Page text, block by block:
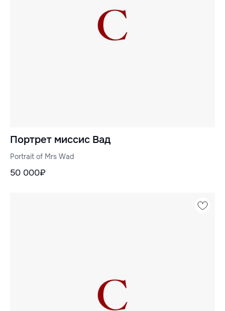
Портрет миссис Вад
Portrait of Mrs Wad
50 000₽